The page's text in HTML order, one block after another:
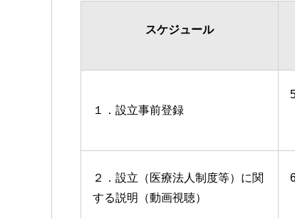
スケジュール
１．設立事前登録
２．設立（医療法人制度等）に関
する説明（動画視聴）